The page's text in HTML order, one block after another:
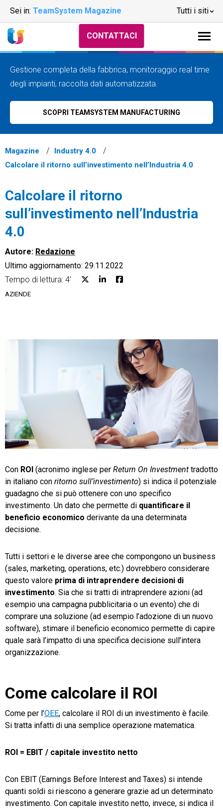
Sei in: TeamSystem Magazine Tutti i siti
CRM
Financial Solutions
Trust Services
TeamSystem Corporate
TeamSystem Store
CONTATTACI
Gestione completa della fabbrica, monitoraggio real time
degli impianti, raccolta dati automatizzata.
SCOPRI TEAMSYSTEM MANUFACTURING
Magazine
Industry 4.0
Calcolare il ritorno sull’investimento nell’Industria 4.0
Calcolare il ritorno
sull’investimento nell’Industria
4.0
Autore: Redazione
Ultimo aggiornamento: 29.11.2022
Tempo di lettura: 4'
AZIENDE
Con ROI (acronimo inglese per Return On Investment tradotto
in italiano con ritorno sull’investimento) si indica il potenziale
guadagno che si può ottenere con uno specifico
investimento. Un dato che permette di quantificare il
beneficio economico derivante da una determinata
decisione.
Tutti i settori e le diverse aree che compongono un business
(sales, marketing, operations, etc.) dovrebbero considerare
questo valore prima di intraprendere decisioni di
investimento. Sia che si tratti di intraprendere azioni (ad
esempio una campagna pubblicitaria o un evento) che di
comprare una soluzione (ad esempio l’adozione di un nuovo
software), stimare il beneficio economico permette di capire
quale sarà l’impatto di una specifica decisione sull’intera
organizzazione.
Come calcolare il ROI
Come per l’OEE, calcolare il ROI di un investimento è facile.
Si tratta infatti di una semplice operazione matematica.
ROI = EBIT / capitale investito netto
Con EBIT ( Earnings Before Interest and Taxes) si intende
quanti soldi si riescono a generare grazie ad un determinato
investimento. Con capitale investito netto, invece, si indica il